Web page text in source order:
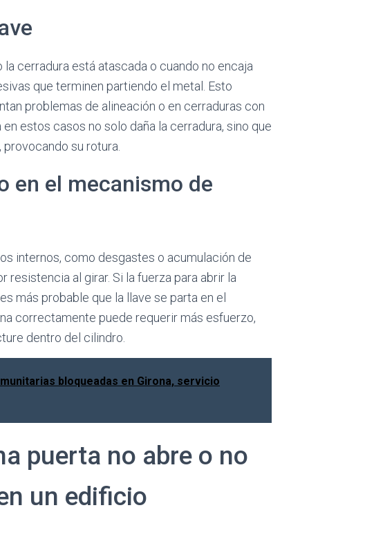
cerradura está atascada o cuando no encaja
que terminen partiendo el metal. Esto
problemas de alineación o en cerraduras con
estos casos no solo daña la cerradura, sino que
su rotura.
en el mecanismo de
internos, como desgastes o acumulación de
al girar. Si la fuerza para abrir la
más probable que la llave se parta en el
correctamente puede requerir más esfuerzo,
dentro del cilindro.
bloqueadas en Girona, servicio
puerta no abre o no
un edificio